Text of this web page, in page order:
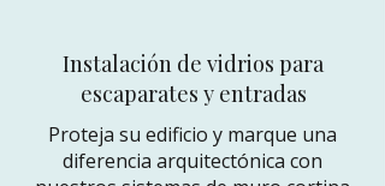
Instalación de vidrios para
escaparates y entradas
Proteja su edificio y marque una
diferencia arquitectónica con